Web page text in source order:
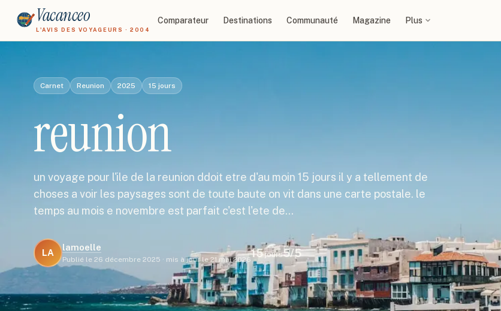
Vacanceo
L'AVIS DES VOYAGEURS · 2004
Comparateur Destinations Communauté Magazine Plus
Carnet Reunion 2025 15 jours
reunion
un voyage pour l'ile de la reunion ddoit etre d'au moin 15 jours il y a tellement de
choses a voir les paysages sont de toute baute on vit dans une carte postale. le
temps au mois e novembre est parfait c'est l'ete de…
LA
lamoelle
Publié le 26 décembre 2025 · mis à jour le 21 mai 2026
15jours5/5